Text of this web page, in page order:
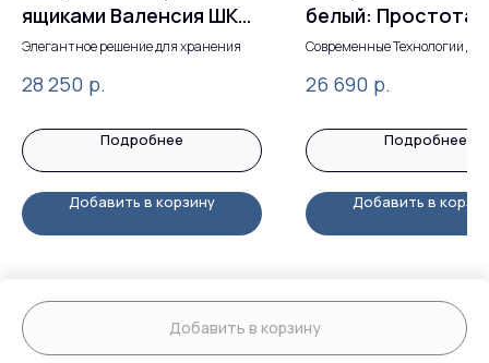
Добавить в корзину
ящиками Валенсия ШК
014: Современный
вместительность
Элегантное решение для хранения
28 250 р.
Подробнее
Добавить в корзину
белый: Простота
Удобство в
Современные Технологии для
26 690 р.
Подробнее
Добавить в
Made on Tilda